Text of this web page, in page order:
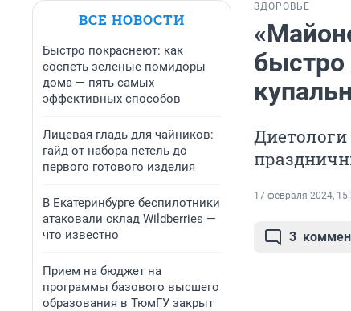
ВСЕ НОВОСТИ
Быстро покраснеют: как
соспеть зеленые помидоры
дома — пять самых
эффективных способов
Лицевая гладь для чайников:
гайд от набора петель до
первого готового изделия
В Екатеринбурге беспилотники
атаковали склад Wildberries —
что известно
Прием на бюджет на
программы базового высшего
образования в ТюмГУ закрыт
ЗДОРОВЬЕ
быстро
17 февраля 2024,
3